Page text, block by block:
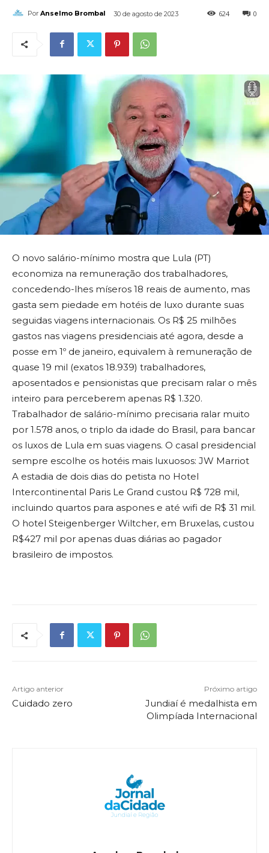
Por Anselmo Brombal 30 de agosto de 2023 0
624
O novo salário-mínimo mostra que Lula (PT)
economiza na remuneração dos trabalhadores,
concedendo-lhes míseros 18 reais de aumento, mas
gasta sem piedade em hotéis de luxo durante suas
seguidas viagens internacionais. Os R$ 25 milhões
gastos nas viagens presidenciais até agora, desde a
posse em 1º de janeiro, equivalem à remuneração de
quase 19 mil (exatos 18.939) trabalhadores,
aposentados e pensionistas que precisam ralar o mês
inteiro para perceberem apenas R$ 1.320.
Trabalhador de salário-mínimo precisaria ralar muito
por 1.578 anos, o triplo da idade do Brasil, para bancar
os luxos de Lula em suas viagens. O casal presidencial
sempre escolhe os hotéis mais luxuosos: JW Marriot
A estadia de dois dias do petista no Hotel
Intercontinental Paris Le Grand custou R$ 728 mil,
incluindo quartos para aspones e até wifi de R$ 31 mil.
O hotel Steigenberger Wiltcher, em Bruxelas, custou
R$427 mil por apenas duas diárias ao pagador
brasileiro de impostos.
Artigo anterior
Cuidado zero
Próximo artigo
Jundiaí é medalhista em
Olimpíada Internacional